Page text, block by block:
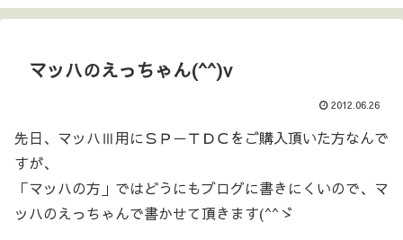
マッハのえっちゃん(^^)v
2012.06.26
先日、マッハⅢ用にＳＰ－ＴＤＣをご購入頂いた方なんで
すが、
「マッハの方」ではどうにもブログに書きにくいので、マ
ッハのえっちゃんで書かせて頂きます(^^ゞ